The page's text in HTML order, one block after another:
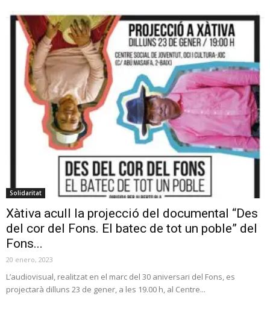
Solidaritat
Xàtiva acull la projecció del documental “Des
del cor del Fons. El batec de tot un poble” del
Fons...
20 enero, 2023
L’audiovisual, realitzat en el marc del 30 aniversari del Fons, es
projectarà dilluns 23 de gener, a les 19.00 h, al Centre...